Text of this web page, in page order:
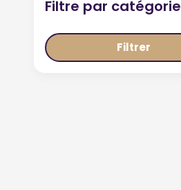
Filtre par catégorie
Filtrer